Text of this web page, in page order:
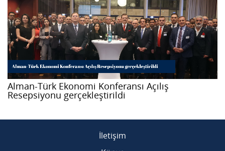
Alman-Türk Ekonomi Konferansı Açılış
Resepsiyonu gerçekleştirildi
İletişim